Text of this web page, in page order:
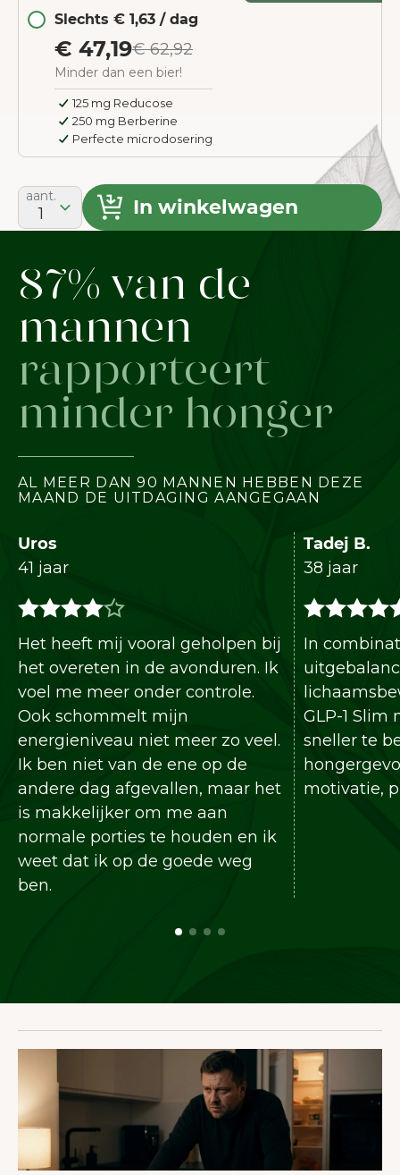
Slechts € 1,63 / dag
€ 47,19€ 62,92
Minder dan een bier!
125 mg Reducose
250 mg Berberine
Perfecte microdosering
aant.
1 In winkelwagen
87% van de
mannen
rapporteert
minder honger
AL MEER DAN 90 MANNEN HEBBEN DEZE
MAAND DE UITDAGING AANGEGAAN
geholpen bij
de avonduren. Ik
onder controle.
mijn
niet meer zo veel.
de ene op de
maar het
om me aan
te houden en ik
de goede weg
In combinatie met een
uitgebalanceerd dieet en
lichaamsbeweging helpt
GLP-1 Slim mij mijn doelen
sneller te bereiken. Minder
hongergevoel en meer
motivatie, precies wat ik